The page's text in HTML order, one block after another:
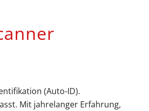
(Auto-ID).
Mit jahrelanger Erfahrung,